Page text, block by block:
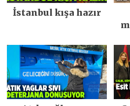
İstanbul kışa hazır